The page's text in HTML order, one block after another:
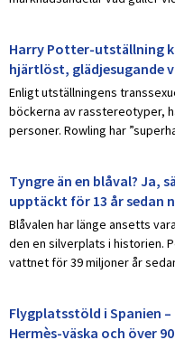
Harry Potter-utställning
hjärtlöst, glädjesugande
Enligt utställningens
böckerna av rasstereotyper,
personer. Rowling har
Tyngre än en blåval? Ja,
upptäckt för 13 år sedan
Blåvalen har länge ansetts
den en silverplats i historien.
vattnet för 39 miljoner år
Flygplatsstöld i Spanien
Hermès-väska och över